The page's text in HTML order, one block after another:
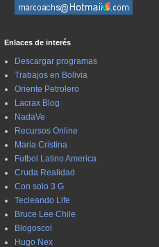
Enlaces de interés
Descargar programas
Trabajos en Bolivia
Oriente Petrolero
Lacrax Blog
NadaVe
Recursos Online
Maria Cristina
Futbol Latino America
Cruda Realidad
Con solo 3 G
Tecleando Life
Bruce Lee Chile
Blogoscol
Hugo Nex